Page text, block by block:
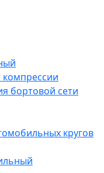
бортовой сети
кругов